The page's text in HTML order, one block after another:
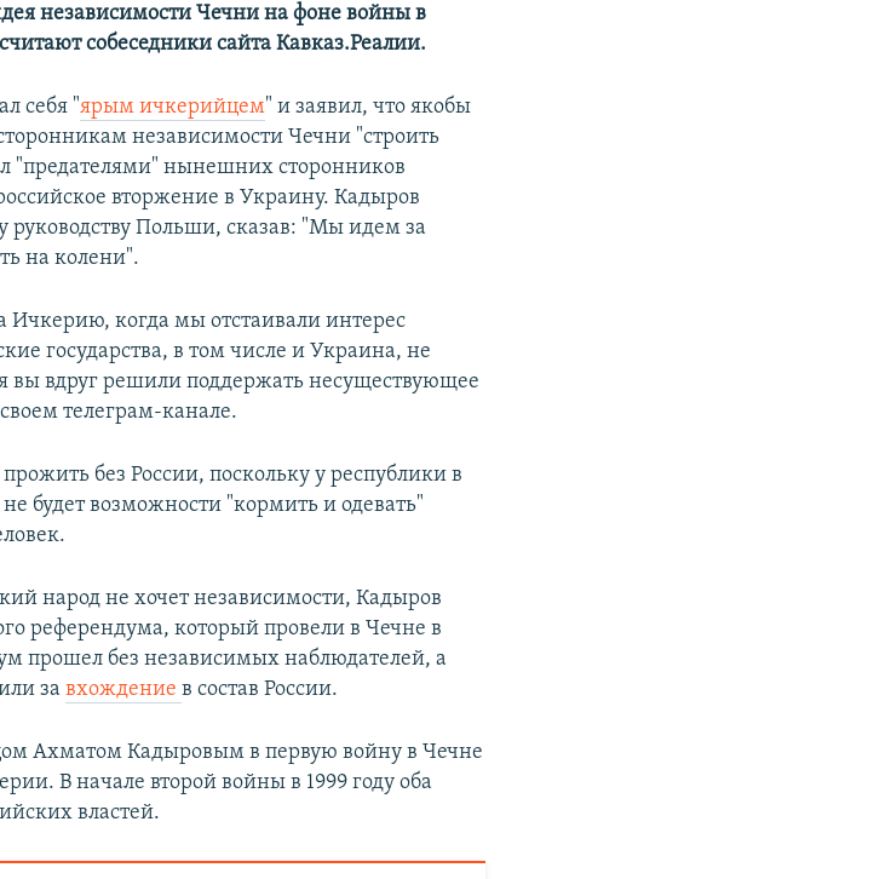
независимости Чечни на фоне войны в
собеседники сайта Кавказ.Реалии.
себя "ярым ичкерийцем" и заявил, что якобы
независимости Чечни "строить
"предателями" нынешних сторонников
вторжение в Украину. Кадыров
руководству Польши, сказав: "Мы идем за
на колени".
Ичкерию, когда мы отстаивали интерес
государства, в том числе и Украина, не
вы вдруг решили поддержать несуществующее
телеграм-канале.
без России, поскольку у республики в
будет возможности "кормить и одевать"
народ не хочет независимости, Кадыров
референдума, который провели в Чечне в
прошел без независимых наблюдателей, а
завхождениев состав России.
Ахматом Кадыровым в первую войну в Чечне
В начале второй войны в 1999 году оба
властей.